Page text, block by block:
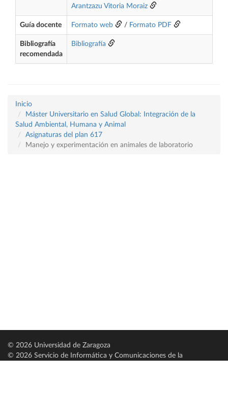
Arantzazu Vitoria Moraiz
Guía docente Formato web / Formato PDF
Bibliografía
recomendada
Bibliografía
Inicio
Máster Universitario en Salud Global: Integración de la
Salud Ambiental, Humana y Animal
Asignaturas del plan 617
Manejo y experimentación en animales de laboratorio
© 2026 Universidad de Zaragoza
© 2026 Servicio de Informática y Comunicaciones de la